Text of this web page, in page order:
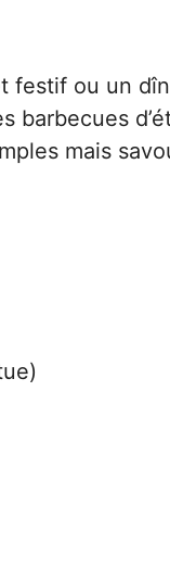
ou un
mais